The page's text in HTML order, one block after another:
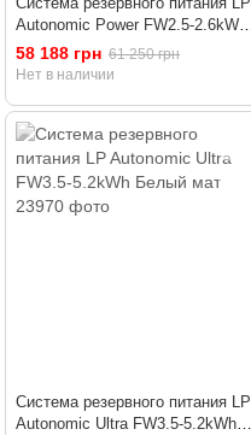
Autonomic Power FW2.5-2.6kWh
Черный глянец
58 188 грн 61 250 грн
Нет в наличии
Система резервного питания LP
Autonomic Ultra FW3.5-5.2kWh